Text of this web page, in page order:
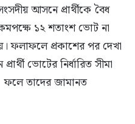
আসনে প্রার্থীকে বৈধ
১২ শতাংশ ভোট না
ফলাফলে প্রকাশের পর দেখা
ভোটের নির্ধারিত সীমা
তাদের জামানত